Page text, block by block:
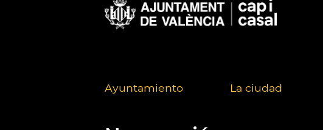
Ayuntamiento La ciudad